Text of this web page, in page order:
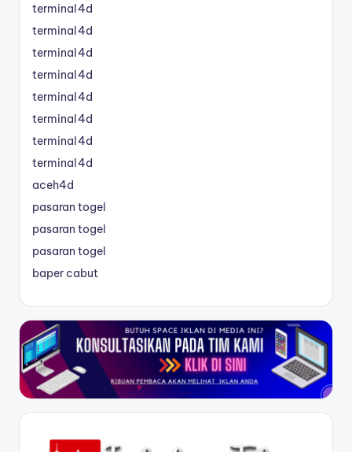
terminal4d
terminal4d
terminal4d
terminal4d
terminal4d
terminal4d
terminal4d
terminal4d
aceh4d
pasaran togel
pasaran togel
pasaran togel
baper cabut